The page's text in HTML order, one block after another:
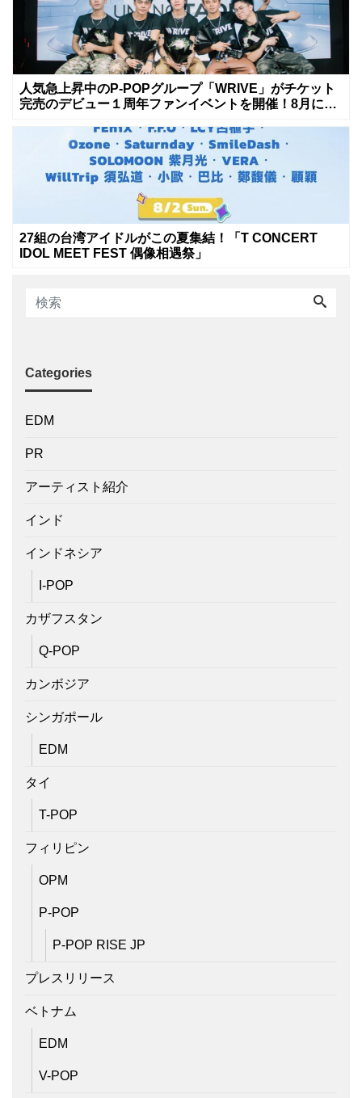
人気急上昇中のP-POPグループ「WRIVE」がチケット
完売のデビュー１周年ファンイベントを開催！8月に新
27組の台湾アイドルがこの夏集結！「T CONCERT
IDOL MEET FEST 偶像相遇祭」
Categories
EDM
PR
アーティスト紹介
インド
インドネシア
I-POP
カザフスタン
Q-POP
カンボジア
シンガポール
EDM
タイ
T-POP
フィリピン
OPM
P-POP
P-POP RISE JP
プレスリリース
ベトナム
EDM
V-POP